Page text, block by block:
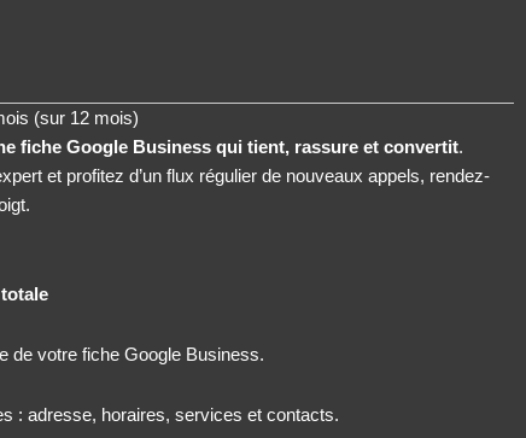
(sur 12 mois)
fiche Google Business qui tient, rassure et convertit.
et profitez d’un flux régulier de nouveaux appels, rendez-
de votre fiche Google Business.
: adresse, horaires, services et contacts.